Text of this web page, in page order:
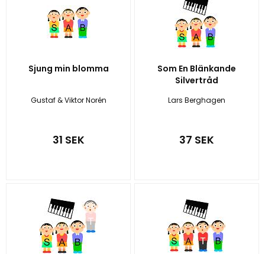
Sjung min blomma
Gustaf & Viktor Norén
31 SEK
Som En Blänkande
Silvertråd
Lars Berghagen
37 SEK